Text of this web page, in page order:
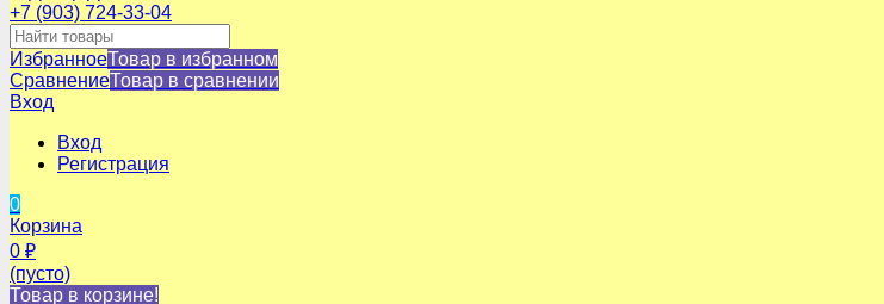
+7 (903) 724-33-04
ИзбранноеТовар в избранном
СравнениеТовар в сравнении
Вход
Вход
Регистрация
0
Корзина
0 ₽
(пусто)
Товар в корзине!